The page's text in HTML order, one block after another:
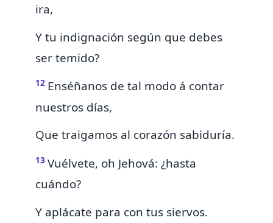
ira,
Y tu indignación según que debes
ser temido?
12 Enséñanos de tal modo á contar
nuestros días,
Que traigamos al corazón sabiduría.
13 Vuélvete, oh Jehová: ¿hasta
cuándo?
Y aplácate para con tus siervos.